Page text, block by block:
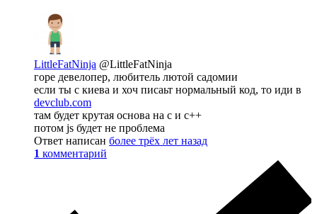
LittleFatNinja @LittleFatNinja
горе девелопер, любитель лютой садомии
если ты с киева и хоч писаьт нормальный код, то иди в
devclub.com
там будет крутая основа на с и с++
потом js будет не проблема
Ответ написан более трёх лет назад
1 комментарий